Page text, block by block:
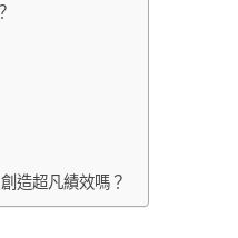
造超凡績效嗎？